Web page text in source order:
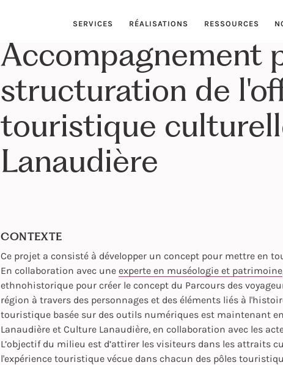
SERVICES RÉALISATIONS RESSOURCES
Accompagnement
structuration de
touristique
Lanaudière
CONTEXTE
Ce projet a consisté à développer un concept pour mettre en
En collaboration avec une experte en muséologie et patrimoine
ethnohistorique pour créer le concept du Parcours des
région à travers des personnages et des éléments liés à
touristique basée sur des outils numériques est maintenant
Lanaudière et Culture Lanaudière, en collaboration avec les
L’objectif du milieu est d’attirer les visiteurs dans les attraits
l'expérience touristique vécue dans chacun des pôles